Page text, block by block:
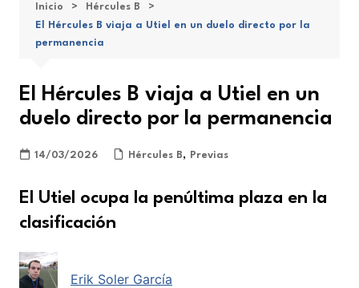
Inicio
Hércules B
El Hércules B viaja a Utiel en un duelo directo por la
permanencia
El Hércules B viaja a Utiel en un
duelo directo por la permanencia
14/03/2026 Hércules B, Previas
El Utiel ocupa la penúltima plaza en la
clasificación
Erik Soler García